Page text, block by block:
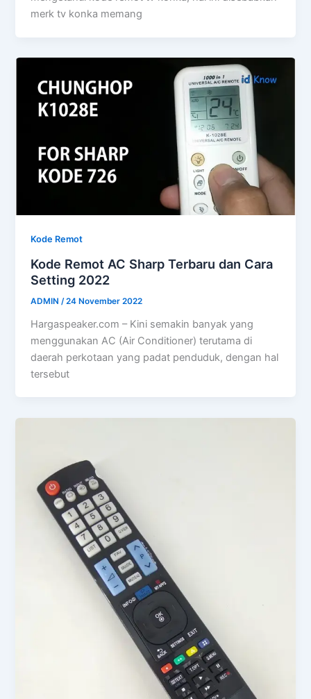
merk tv konka memang
Kode Remot
Kode Remot AC Sharp Terbaru dan Cara
Setting 2022
ADMIN /24 November 2022
Hargaspeaker.com – Kini semakin banyak yang
menggunakan AC (Air Conditioner) terutama di
daerah perkotaan yang padat penduduk, dengan hal
tersebut